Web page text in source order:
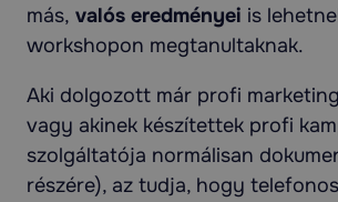
más, valós eredményei is
workshopon megtanultaknak.
Aki dolgozott már profi
vagy akinek készítettek profi
szolgáltatója normálisan
részére), az tudja, hogy